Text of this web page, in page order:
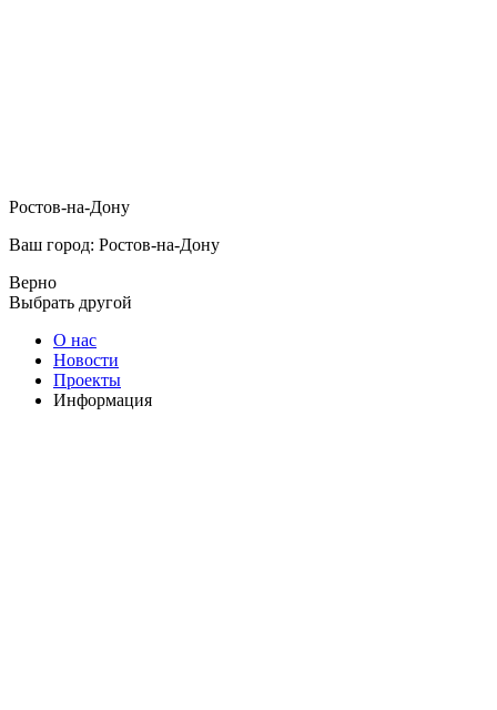
Ростов-на-Дону
Ваш город: Ростов-на-Дону
Верно
Выбрать другой
О нас
Новости
Проекты
Информация